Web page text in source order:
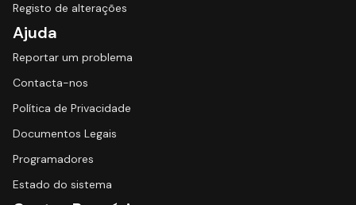
Registo de alterações
Ajuda
Reportar um problema
Contacta-nos
Política de Privacidade
Documentos Legais
Programadores
Estado do sistema